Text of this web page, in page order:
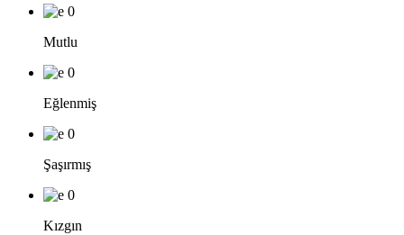
0
Mutlu
0
Eğlenmiş
0
Şaşırmış
0
Kızgın